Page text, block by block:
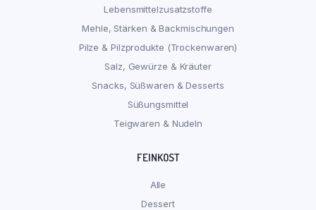
Lebensmittelzusatzstoffe
Mehle, Stärken & Backmischungen
Pilze & Pilzprodukte (Trockenwaren)
Salz, Gewürze & Kräuter
Snacks, Süßwaren & Desserts
Süßungsmittel
Teigwaren & Nudeln
FEINKOST
Alle
Dessert